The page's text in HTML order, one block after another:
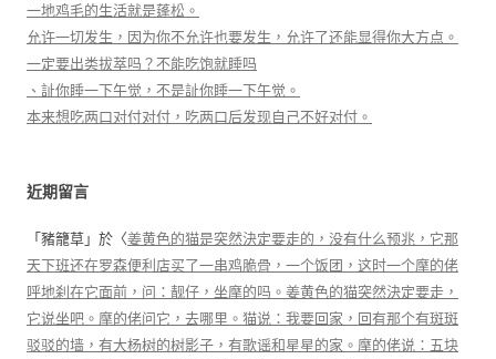
一地鸡毛的生活就是蓬松。
允许一切发生，因为你不允许也要发生，允许了还能显得你大方点。
一定要出类拔萃吗？不能吃饱就睡吗
、訨你睡一下午觉，不是訨你睡一下午觉。
本来想吃两口对付对付，吃两口后发现自己不好对付。
近期留言
「 豬籠草 」於〈姜黄色的猫是突然決定要走的，没有什么预兆，它那
天下班还在罗森便利店买了一串鸡脆骨，一个饭团，这时一个摩的佬
呼地刹在它面前，问：靓仔，坐摩的吗。姜黄色的猫突然決定要走，
它说坐吧。摩的佬问它，去哪里。猫说：我要回家，回有那个有斑斑
驳驳的墙，有大杨树的树影子，有歌谣和星星的家。摩的佬说：五块